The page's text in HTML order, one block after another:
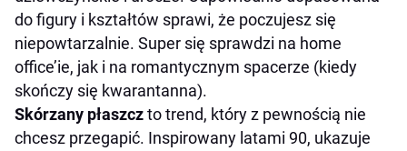
do figury i kształtów sprawi, że poczujesz się
niepowtarzalnie. Super się sprawdzi na home
office’ie, jak i na romantycznym spacerze (kiedy
skończy się kwarantanna).
Skórzany płaszczto trend, który z pewnością nie
chcesz przegapić. Inspirowany latami 90, ukazuje